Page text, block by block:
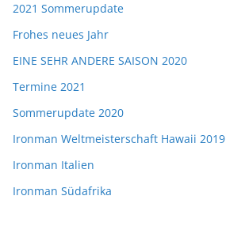
2021 Sommerupdate
Frohes neues Jahr
EINE SEHR ANDERE SAISON 2020
Termine 2021
Sommerupdate 2020
Ironman Weltmeisterschaft Hawaii 2019
Ironman Italien
Ironman Südafrika